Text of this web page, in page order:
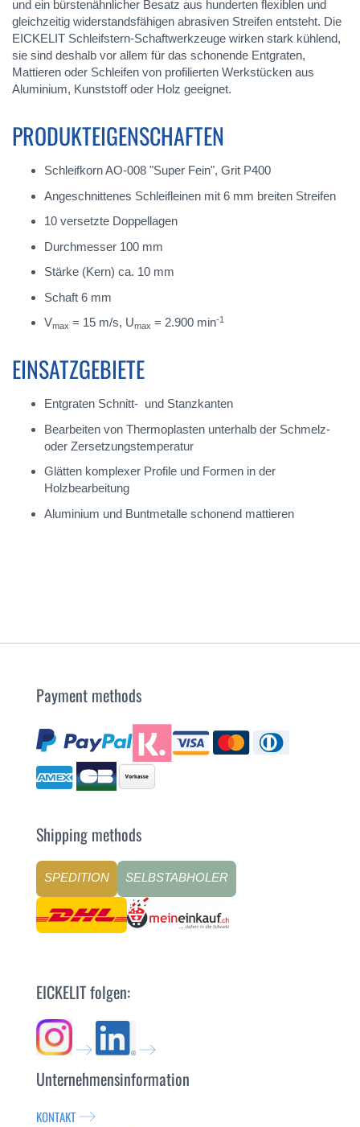
und ein bürstenähnlicher Besatz aus hunderten flexiblen und
gleichzeitig widerstandsfähigen abrasiven Streifen entsteht. Die
EICKELIT Schleifstern-Schaftwerkzeuge wirken stark kühlend,
sie sind deshalb vor allem für das schonende Entgraten,
Mattieren oder Schleifen von profilierten Werkstücken aus
Aluminium, Kunststoff oder Holz geeignet.
PRODUKTEIGENSCHAFTEN
Schleifkorn AO-008 "Super Fein", Grit P400
Angeschnittenes Schleifleinen mit 6 mm breiten Streifen
10 versetzte Doppellagen
Durchmesser 100 mm
Stärke (Kern) ca. 10 mm
Schaft 6 mm
Vmax = 15 m/s, Umax = 2.900 min-1
EINSATZGEBIETE
Entgraten Schnitt- und Stanzkanten
Bearbeiten von Thermoplasten unterhalb der Schmelz-
oder Zersetzungstemperatur
Glätten komplexer Profile und Formen in der
Holzbearbeitung
Aluminium und Buntmetalle schonend mattieren
Payment methods
Shipping methods
SPEDITION SELBSTABHOLER
EICKELIT folgen:
Unternehmensinformation
KONTAKT